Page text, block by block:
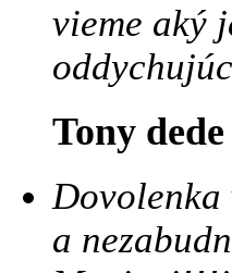
vieme aký
Tony dede
Dovolenka
a